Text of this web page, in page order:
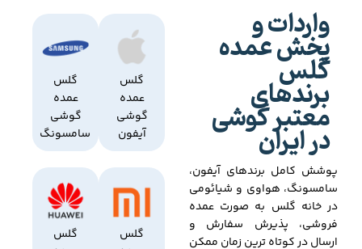
واردات و
پخش عمده
گلس
برندهای
معتبر گوشی
در ایران
پوشش کامل برندهای آیفون،
سامسونگ، هواوی و شیائومی
در خانه گلس به صورت عمده
فروشی، پذیرش سفارش و
ارسال در کوتاه ترین زمان ممکن
گلس
عمده
گوشی
آیفون
گلس
عمده
گوشی
سامسونگ
گلس
گلس